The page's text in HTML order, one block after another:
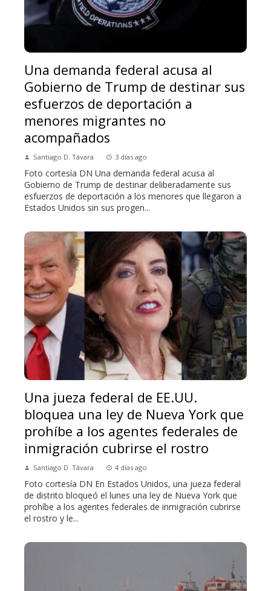
Una demanda federal acusa al
Gobierno de Trump de destinar sus
esfuerzos de deportación a
menores migrantes no
acompañados
Santiago D. Távara 3 días ago
Foto cortesía DN Una demanda federal acusa al
Gobierno de Trump de destinar deliberadamente sus
esfuerzos de deportación a los menores que llegaron a
Estados Unidos sin sus progen...
Una jueza federal de EE.UU.
bloquea una ley de Nueva York que
prohíbe a los agentes federales de
inmigración cubrirse el rostro
Santiago D. Távara 4 días ago
Foto cortesía DN En Estados Unidos, una jueza federal
de distrito bloqueó el lunes una ley de Nueva York que
prohíbe a los agentes federales de inmigración cubrirse
el rostro y le...